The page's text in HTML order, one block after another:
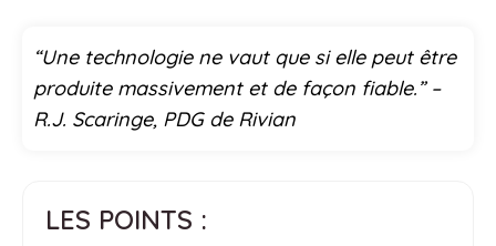
“Une technologie ne vaut que si elle peut être
produite massivement et de façon fiable.” –
R.J. Scaringe, PDG de Rivian
LES POINTS :